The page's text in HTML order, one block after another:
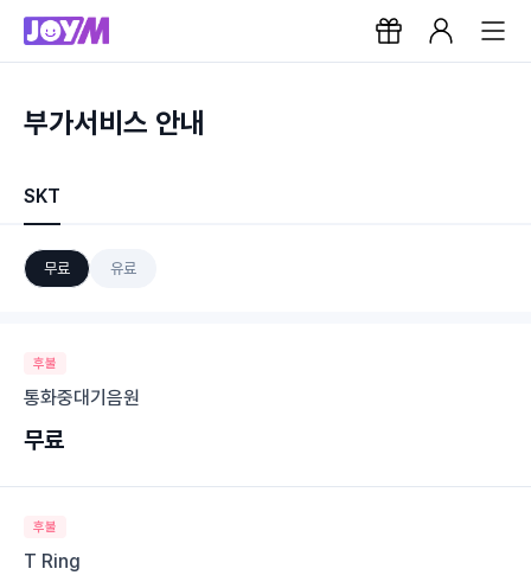
부가서비스 안내
SKT
무료 유료
후불
통화중대기음원
무료
후불
T Ring